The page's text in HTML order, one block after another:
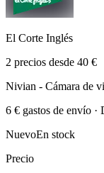
El Corte Inglés
2 precios desde 40 €
Nivian - Cámara de
6 € gastos de envío ·
NuevoEn stock
Precio